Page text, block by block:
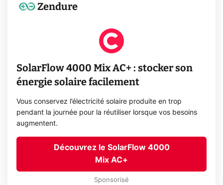
Zendure
SolarFlow 4000 Mix AC+ : stocker son
énergie solaire facilement
Vous conservez l’électricité solaire produite en trop
pendant la journée pour la réutiliser lorsque vos besoins
augmentent.
Découvrez le SolarFlow 4000
Mix AC+
Sponsorisé